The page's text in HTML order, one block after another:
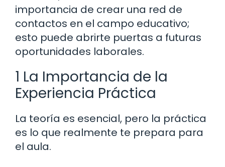
importancia de crear una red de
contactos en el campo educativo;
esto puede abrirte puertas a futuras
oportunidades laborales.
1 La Importancia de la
Experiencia Práctica
La teoría es esencial, pero la práctica
es lo que realmente te prepara para
el aula.